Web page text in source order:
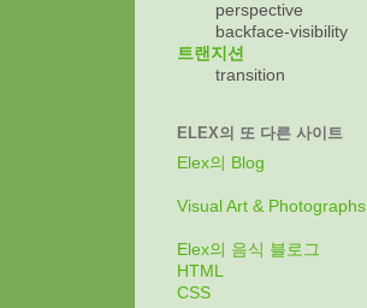
perspective
backface-visibility
트랜지션
transition
ELEX의 또 다른 사이트
Elex의 Blog
Visual Art & Photographs
Elex의 음식 블로그
HTML
CSS